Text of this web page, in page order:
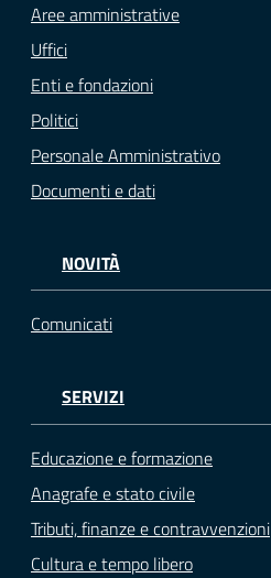
Aree amministrative
Uffici
Enti e fondazioni
Politici
Personale Amministrativo
Documenti e dati
NOVITÀ
Comunicati
SERVIZI
Educazione e formazione
Anagrafe e stato civile
Tributi, finanze e contravvenzioni
Cultura e tempo libero